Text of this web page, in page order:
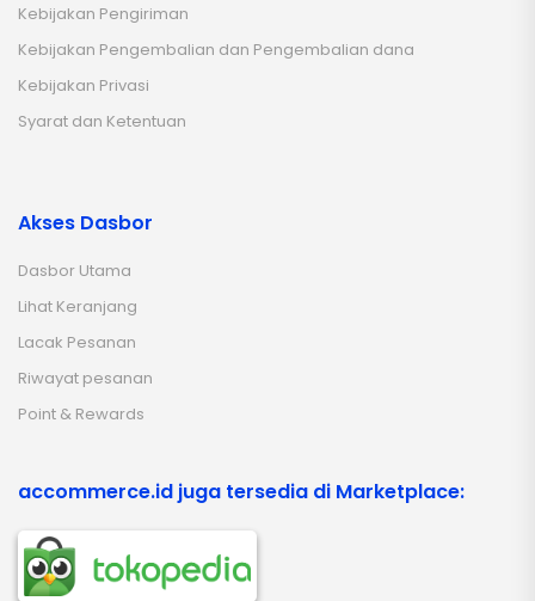
Kebijakan Pengiriman
Kebijakan Pengembalian dan Pengembalian dana
Kebijakan Privasi
Syarat dan Ketentuan
Akses Dasbor
Dasbor Utama
Lihat Keranjang
Lacak Pesanan
Riwayat pesanan
Point & Rewards
accommerce.id juga tersedia di Marketplace: